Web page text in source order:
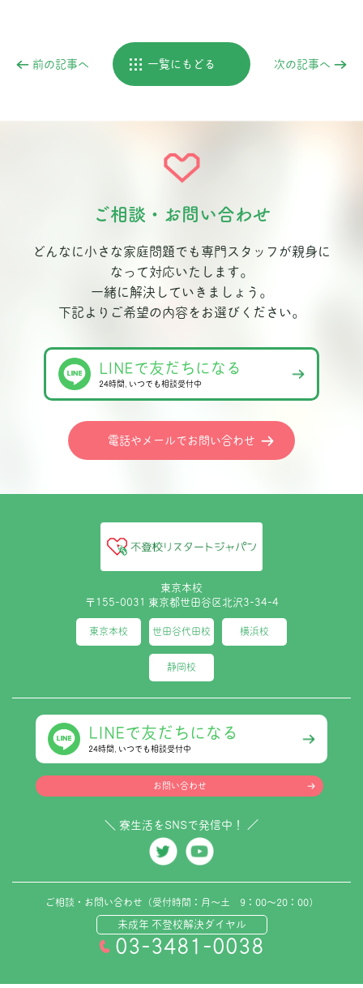
前の記事へ 一覧にもどる 次の記事へ
ご相談・お問い合わせ
どんなに小さな家庭問題でも専門スタッフが親身に
なって対応いたします。
一緒に解決していきましょう。
下記よりご希望の内容をお選びください。
LINEで友だちになる
24時間､いつでも相談受付中
電話やメールでお問い合わせ
東京本校
〒155-0031 東京都世田谷区北沢3-34-4
東京本校 世田谷代田校 横浜校
静岡校
LINEで友だちになる
24時間､いつでも相談受付中
お問い合わせ
＼ 寮生活をSNSで発信中！ ／
ご相談・お問い合わせ（受付時間：月～土 9：00～20：00）
未成年 不登校解決ダイヤル
03-3481-0038